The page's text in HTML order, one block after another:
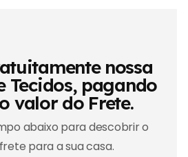
nossa
Tecidos, pagando
valor do Frete.
abaixo para descobrir o
para a sua casa.